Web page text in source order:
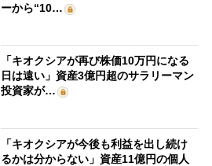
ーから“10…
「キオクシアが再び株価10万円になる
日は遠い」資産3億円超のサラリーマン
投資家が…
「キオクシアが今後も利益を出し続け
るかは分からない」資産11億円の個人